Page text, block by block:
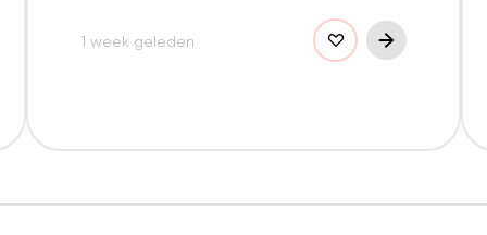
1 week geleden